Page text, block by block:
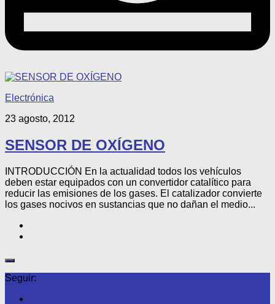
Electrónica
23 agosto, 2012
SENSOR DE OXÍGENO
INTRODUCCIÓN En la actualidad todos los vehículos
deben estar equipados con un convertidor catalítico para
reducir las emisiones de los gases. El catalizador convierte
los gases nocivos en sustancias que no dañan el medio...
Seguir: